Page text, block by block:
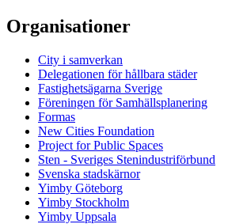
Organisationer
City i samverkan
Delegationen för hållbara städer
Fastighetsägarna Sverige
Föreningen för Samhällsplanering
Formas
New Cities Foundation
Project for Public Spaces
Sten - Sveriges Stenindustriförbund
Svenska stadskärnor
Yimby Göteborg
Yimby Stockholm
Yimby Uppsala